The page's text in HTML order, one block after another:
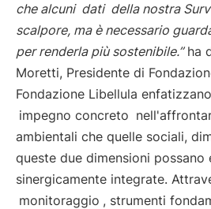
che alcuni dati della nostra
scalpore, ma è necessario
per renderla più sostenibile.”ha
Moretti, Presidente di
Fondazione Libellula
impegno concreto
ambientali che quelle sociali,
queste due dimensioni possano
sinergicamente integrate.
monitoraggio , strumenti